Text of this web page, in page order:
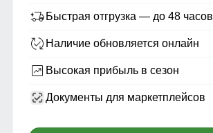
Быстрая отгрузка — до 48 часов
Наличие обновляется онлайн
Высокая прибыль в сезон
Документы для маркетплейсов